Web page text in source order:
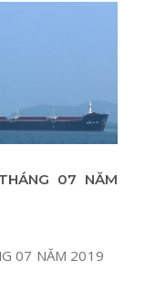
07 NĂM
07 NĂM 2019